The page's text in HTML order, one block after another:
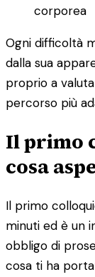
corporea
Ogni difficoltà
dalla sua
proprio a
percorso più
Il primo
cosa
Il primo
minuti ed è un
obbligo di
cosa ti ha